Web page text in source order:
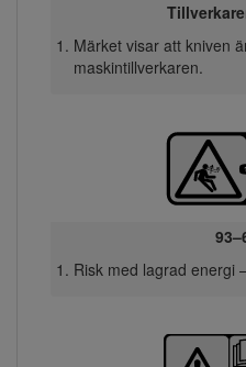
Märket visar att kniven
maskintillverkaren.
Risk med lagrad energi